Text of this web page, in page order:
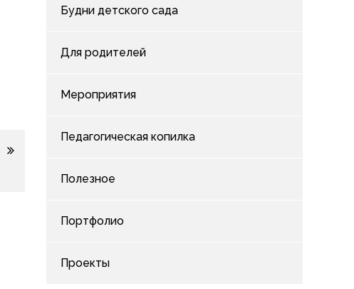
Будни детского сада
Для родителей
Мероприятия
Педагогическая копилка
Полезное
Портфолио
Проекты